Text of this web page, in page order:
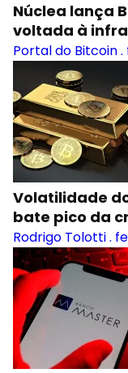
Núclea lança
voltada à
Portal do Bitcoin.
Volatilidade
bate pico da
Rodrigo Tolotti.